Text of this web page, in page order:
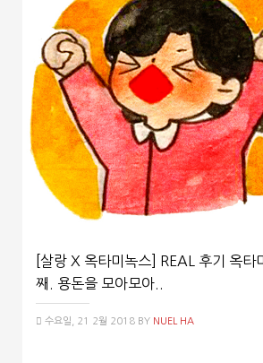
[살랑 X 옥타미녹스] REAL 후기 옥타
째. 용돈을 모아모아..
수요일, 21 2월 2018 BY NUEL HA